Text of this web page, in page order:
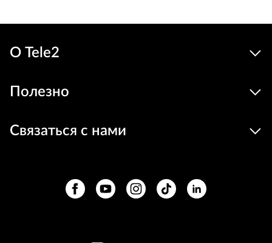
О Tele2
Полезно
Связаться с нами